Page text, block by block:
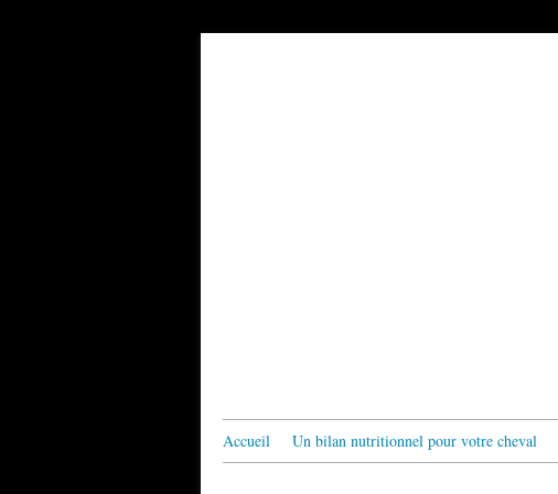
Accueil Un bilan nutritionnel pour votre cheval